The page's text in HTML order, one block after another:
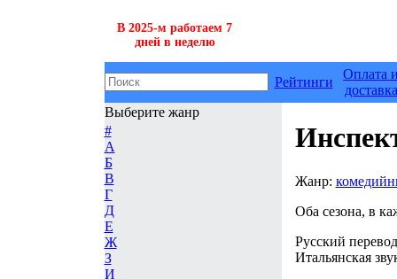
В 2025-м работаем 7
дней в неделю
Рейтинги
Оплата
доставка
Выберите жанр
#
А
Б
В
Г
Д
Е
Ж
З
И
Жанр:
Оба сезона, в
Русский
Итальянская